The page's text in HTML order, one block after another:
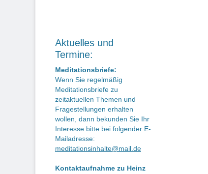
Aktuelles und
Termine:
Meditationsbriefe:
Wenn Sie regelmäßig
Meditationsbriefe zu
zeitaktuellen Themen und
Fragestellungen erhalten
wollen, dann bekunden Sie Ihr
Interesse bitte bei folgender E-
Mailadresse:
meditationsinhalte@mail.de
Kontaktaufnahme zu Heinz